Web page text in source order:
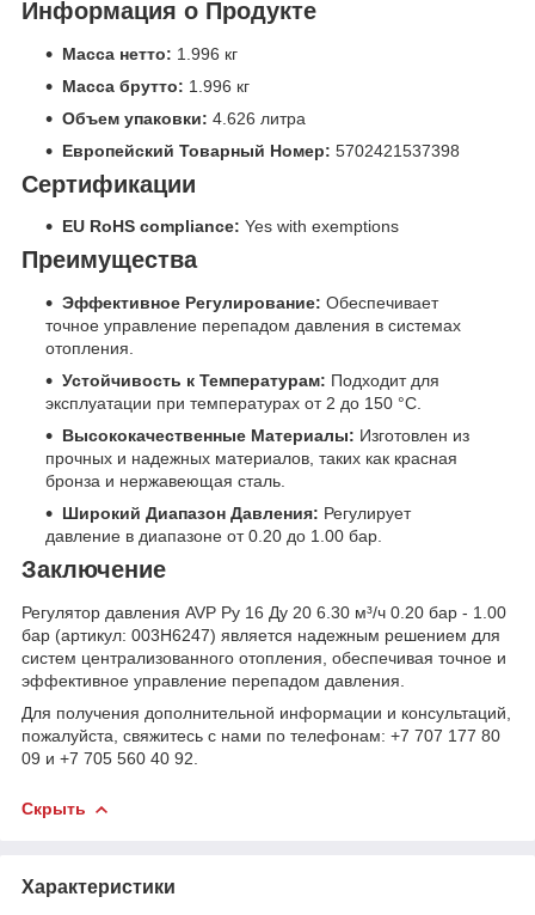
Информация о Продукте
Масса нетто: 1.996 кг
Масса брутто: 1.996 кг
Объем упаковки: 4.626 литра
Европейский Товарный Номер: 5702421537398
Сертификации
EU RoHS compliance: Yes with exemptions
Преимущества
Эффективное Регулирование: Обеспечивает
точное управление перепадом давления в системах
отопления.
Устойчивость к Температурам: Подходит для
эксплуатации при температурах от 2 до 150 °C.
Высококачественные Материалы: Изготовлен из
прочных и надежных материалов, таких как красная
бронза и нержавеющая сталь.
Широкий Диапазон Давления: Регулирует
давление в диапазоне от 0.20 до 1.00 бар.
Заключение
Регулятор давления AVP Ру 16 Ду 20 6.30 м³/ч 0.20 бар - 1.00
бар (артикул: 003H6247) является надежным решением для
систем централизованного отопления, обеспечивая точное и
эффективное управление перепадом давления.
Для получения дополнительной информации и консультаций,
пожалуйста, свяжитесь с нами по телефонам: +7 707 177 80
09 и +7 705 560 40 92.
Скрыть
Характеристики